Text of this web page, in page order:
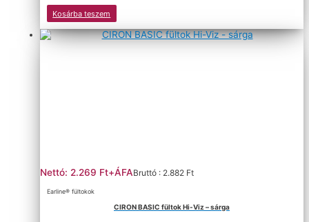
Kosárba teszem
Nettó: 2.269 Ft+ÁFABruttó : 2.882 Ft
Earline® fültokok
CIRON BASIC fültok Hi-Viz – sárga